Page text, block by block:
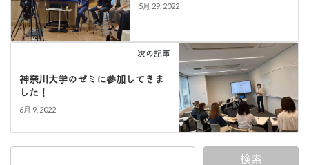
5月 29, 2022
次の記事
神奈川大学のゼミに参加してきま
した！
6月 9, 2022